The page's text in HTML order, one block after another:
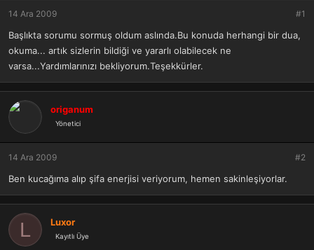
l
t
a
n
i
h
i
14 Ara 2009 #1
Başlıkta sorumu sormuş oldum aslında.Bu konuda herhangi bir dua,
okuma... artık sizlerin bildiği ve yararlı olabilecek ne
varsa...Yardımlarınızı bekliyorum.Teşekkürler.
origanum
Yönetici
14 Ara 2009 #2
Ben kucağıma alıp şifa enerjisi veriyorum, hemen sakinleşiyorlar.
L Luxor
Kayıtlı Üye